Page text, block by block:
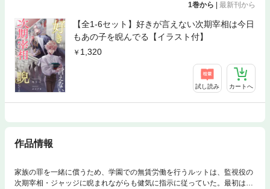
1巻から 最新刊から
【全1-6セット】好きが言えない次期宰相は今日
もあの子を睨んでる【イラスト付】
1,320
試し読み カートへ
作品情報
家族の罪を一緒に償うため、学園での無賃労働を行うルットは、監視役の
次期宰相・ジャッジに睨まれながらも健気に指示に従っていた。最初は遠